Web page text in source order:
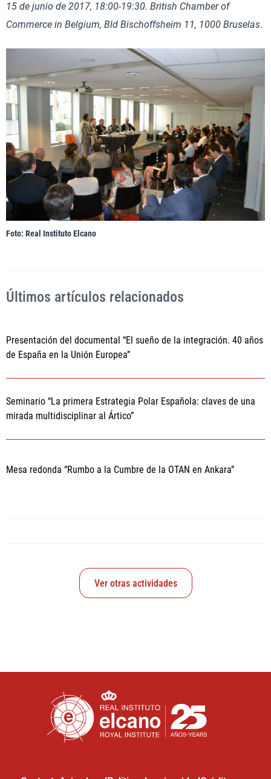
15 de junio de 2017, 18:00-19:30. British Chamber of
Commerce in Belgium, Bld Bischoffsheim 11, 1000 Bruselas.
Foto: Real Instituto Elcano
Últimos artículos relacionados
Presentación del documental “El sueño de la integración. 40 años
de España en la Unión Europea”
Seminario “La primera Estrategia Polar Española: claves de una
mirada multidisciplinar al Ártico”
Mesa redonda “Rumbo a la Cumbre de la OTAN en Ankara”
Ver otras actividades